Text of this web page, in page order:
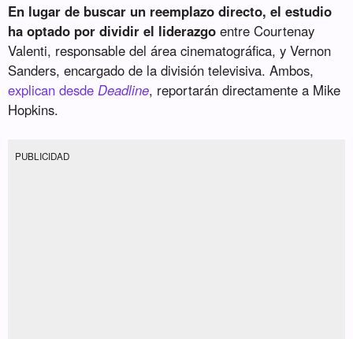
En lugar de buscar un reemplazo directo, el estudio
ha optado por dividir el liderazgo entre Courtenay
Valenti, responsable del área cinematográfica, y Vernon
Sanders, encargado de la división televisiva. Ambos,
explican desde Deadline, reportarán directamente a Mike
Hopkins.
PUBLICIDAD